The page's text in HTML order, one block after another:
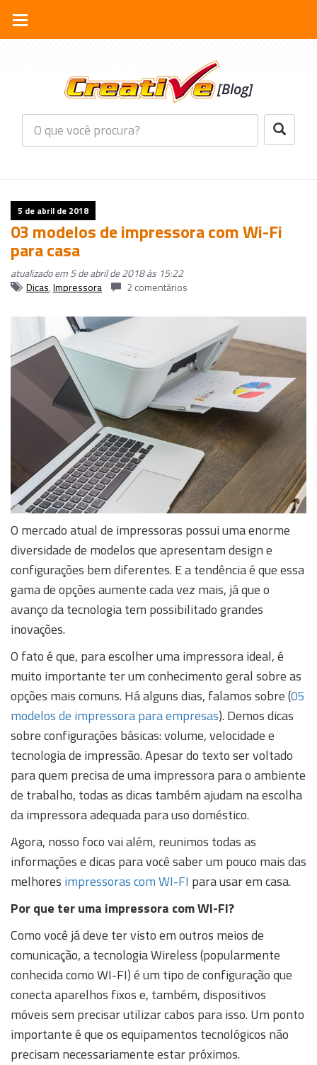
5 de abril de 2018
03 modelos de impressora com Wi-Fi
para casa
atualizado em 5 de abril de 2018 às 15:22
Dicas,Impressora 2 comentários
O mercado atual de impressoras possui uma enorme
diversidade de modelos que apresentam design e
configurações bem diferentes. E a tendência é que essa
gama de opções aumente cada vez mais, já que o
avanço da tecnologia tem possibilitado grandes
inovações.
O fato é que, para escolher uma impressora ideal, é
muito importante ter um conhecimento geral sobre as
opções mais comuns. Há alguns dias, falamos sobre (05
modelos de impressora para empresas). Demos dicas
sobre configurações básicas: volume, velocidade e
tecnologia de impressão. Apesar do texto ser voltado
para quem precisa de uma impressora para o ambiente
de trabalho, todas as dicas também ajudam na escolha
da impressora adequada para uso doméstico.
Agora, nosso foco vai além, reunimos todas as
informações e dicas para você saber um pouco mais das
melhores impressoras com WI-FI para usar em casa.
Por que ter uma impressora com WI-FI?
Como você já deve ter visto em outros meios de
comunicação, a tecnologia Wireless (popularmente
conhecida como WI-FI) é um tipo de configuração que
conecta aparelhos fixos e, também, dispositivos
móveis sem precisar utilizar cabos para isso. Um ponto
importante é que os equipamentos tecnológicos não
precisam necessariamente estar próximos.